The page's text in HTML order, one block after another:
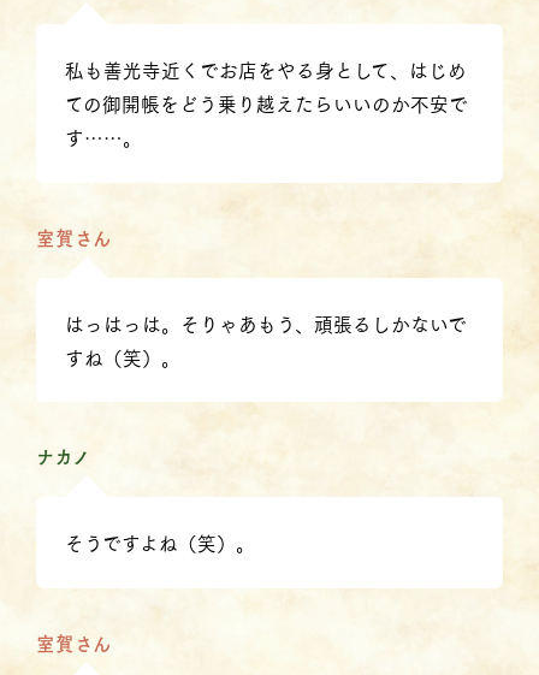
私も善光寺近くでお店をやる身として、はじめ
ての御開帳をどう乗り越えたらいいのか不安で
す……。
室賀さん
はっはっは。そりゃあもう、頑張るしかないで
すね（笑）。
ナカノ
そうですよね（笑）。
室賀さん